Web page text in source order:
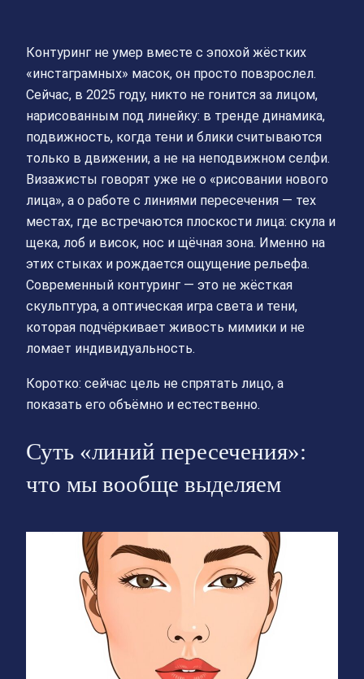
Контуринг не умер вместе с эпохой жёстких
«инстаграмных» масок, он просто повзрослел.
Сейчас, в 2025 году, никто не гонится за лицом,
нарисованным под линейку: в тренде динамика,
подвижность, когда тени и блики считываются
только в движении, а не на неподвижном селфи.
Визажисты говорят уже не о «рисовании нового
лица», а о работе с линиями пересечения — тех
местах, где встречаются плоскости лица: скула и
щека, лоб и висок, нос и щёчная зона. Именно на
этих стыках и рождается ощущение рельефа.
Современный контуринг — это не жёсткая
скульптура, а оптическая игра света и тени,
которая подчёркивает живость мимики и не
ломает индивидуальность.
Коротко: сейчас цель не спрятать лицо, а
показать его объёмно и естественно.
Суть «линий пересечения»:
что мы вообще выделяем